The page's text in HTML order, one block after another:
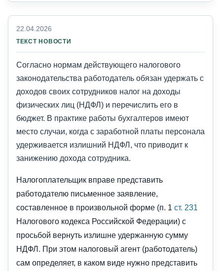
22.04.2026
ТЕКСТ НОВОСТИ
Согласно нормам действующего налогового
законодательства работодатель обязан удержать с
доходов своих сотрудников налог на доходы
физических лиц (НДФЛ) и перечислить его в
бюджет. В практике работы бухгалтеров имеют
место случаи, когда с заработной платы персонала
удерживается излишний НДФЛ, что приводит к
занижению дохода сотрудника.
Налогоплательщик вправе представить
работодателю письменное заявление,
составленное в произвольной форме (п. 1 ст. 231
Налогового кодекса Российской Федерации) с
просьбой вернуть излишне удержанную сумму
НДФЛ. При этом налоговый агент (работодатель)
сам определяет, в каком виде нужно представить